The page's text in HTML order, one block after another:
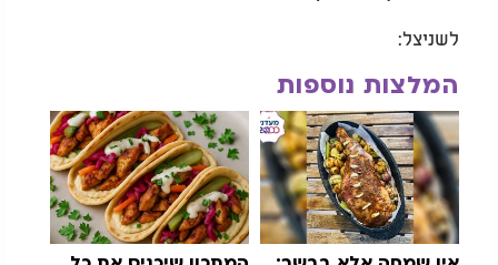
לשניצל:
המלצות נוספות